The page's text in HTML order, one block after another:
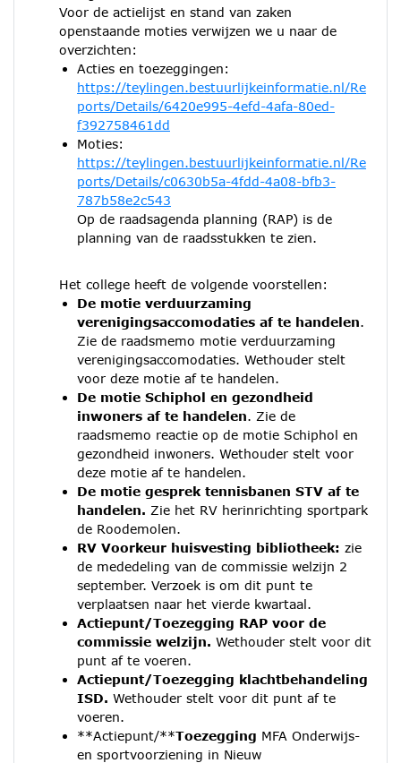
Voor de actielijst en stand van zaken
openstaande moties verwijzen we u naar de
overzichten:
Acties en toezeggingen:
https://teylingen.bestuurlijkeinformatie.nl/Re
ports/Details/6420e995-4efd-4afa-80ed-
f392758461dd
Moties:
https://teylingen.bestuurlijkeinformatie.nl/Re
ports/Details/c0630b5a-4fdd-4a08-bfb3-
787b58e2c543
Op de raadsagenda planning (RAP) is de
planning van de raadsstukken te zien.
Het college heeft de volgende voorstellen:
De motie verduurzaming
verenigingsaccomodaties af te handelen.
Zie de raadsmemo motie verduurzaming
verenigingsaccomodaties. Wethouder stelt
voor deze motie af te handelen.
De motie Schiphol en gezondheid
inwoners af te handelen. Zie de
raadsmemo reactie op de motie Schiphol en
gezondheid inwoners. Wethouder stelt voor
deze motie af te handelen.
De motie gesprek tennisbanen STV af te
handelen. Zie het RV herinrichting sportpark
de Roodemolen.
RV Voorkeur huisvesting bibliotheek: zie
de mededeling van de commissie welzijn 2
september. Verzoek is om dit punt te
verplaatsen naar het vierde kwartaal.
Actiepunt/Toezegging RAP voor de
commissie welzijn. Wethouder stelt voor dit
punt af te voeren.
Actiepunt/Toezegging klachtbehandeling
ISD. Wethouder stelt voor dit punt af te
voeren.
**Actiepunt/**Toezegging MFA Onderwijs-
en sportvoorziening in Nieuw